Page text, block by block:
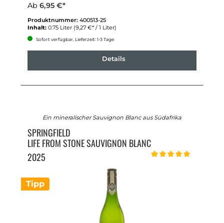
Ab 6,95 €*
Produktnummer: 400513-25
Inhalt: 0.75 Liter (9,27 €* / 1 Liter)
Sofort verfügbar, Lieferzeit: 1-3 Tage
Details
Tipp
Ein mineralischer Sauvignon Blanc aus Südafrika
SPRINGFIELD
LIFE FROM STONE SAUVIGNON BLANC
2025